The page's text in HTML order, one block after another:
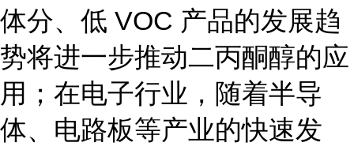
体分、低 VOC 产品的发展趋
势将进一步推动二丙酮醇的应
用；在电子行业，随着半导
体、电路板等产业的快速发